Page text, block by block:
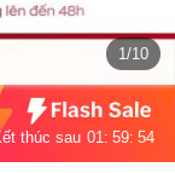
1/10
thúc sau 01 59 53